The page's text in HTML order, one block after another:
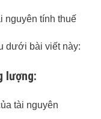
nguyên tính thuế
dưới bài viết này:
lượng:
tài nguyên